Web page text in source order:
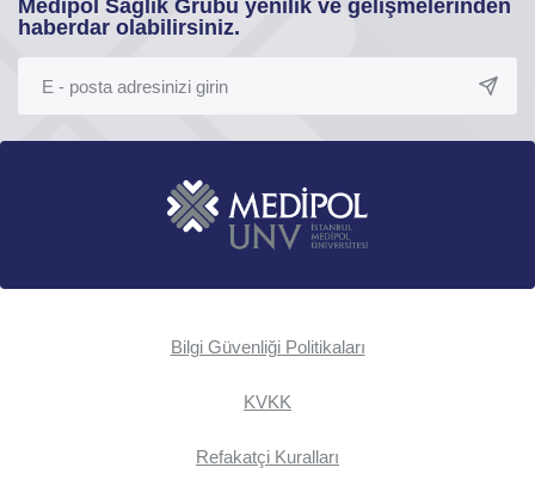
Medipol Sağlık Grubu yenilik ve gelişmelerinden
haberdar olabilirsiniz.
Bilgi Güvenliği Politikaları
KVKK
Refakatçi Kuralları